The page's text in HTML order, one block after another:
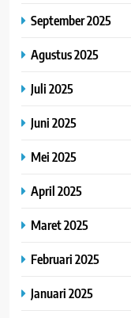
September 2025
Agustus 2025
Juli 2025
Juni 2025
Mei 2025
April 2025
Maret 2025
Februari 2025
Januari 2025